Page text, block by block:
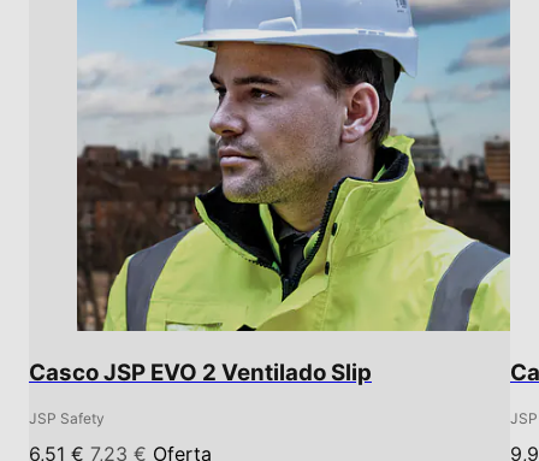
Casco JSP EVO 2 Ventilado Slip
JSP Safety
6,51 € 7,23 € Oferta